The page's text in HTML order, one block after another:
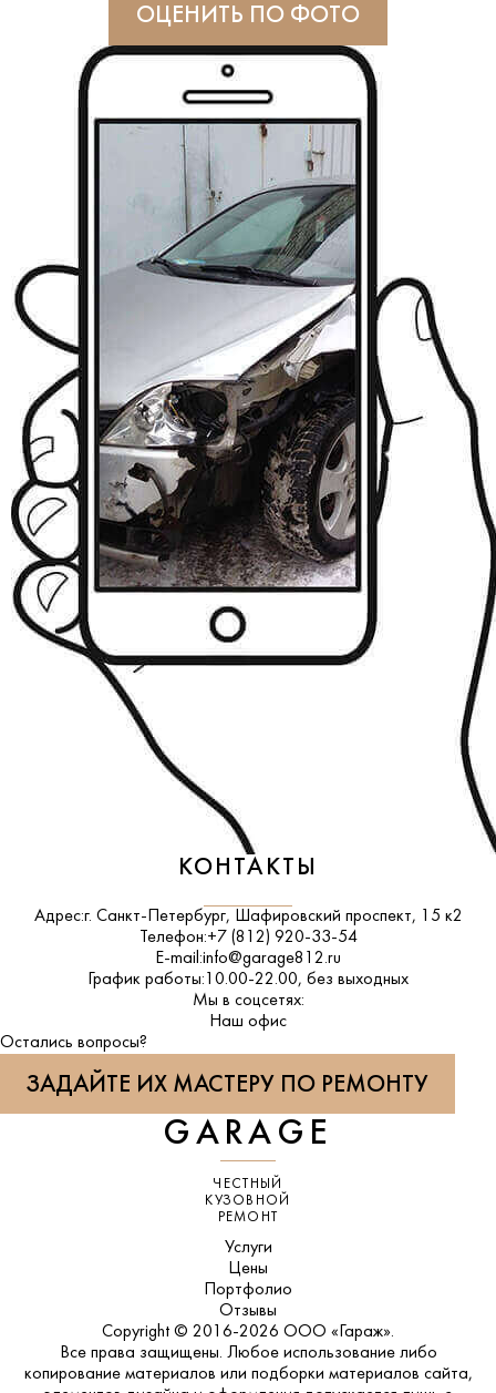
ОЦЕНИТЬ ПО ФОТО
КОНТАКТЫ
Адрес:г. Санкт-Петербург, Шафировский проспект, 15 к2
Телефон:+7 (812) 920-33-54
E-mail:info@garage812.ru
График работы: 10.00-22.00, без выходных
Мы в соцсетях:
ВКонтакте
Наш офис
Остались вопросы?
ЗАДАЙТЕ ИХ МАСТЕРУ ПО РЕМОНТУ
GARAGE
ЧЕСТНЫЙ
КУЗОВНОЙ
РЕМОНТ
Услуги
Цены
Портфолио
Отзывы
Copyright © 2016-2026 ООО «Гараж».
Все права защищены. Любое использование либо
копирование материалов или подборки материалов сайта,